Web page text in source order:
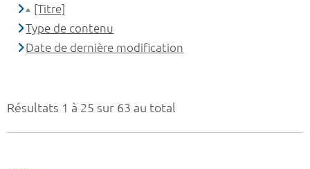
Résultats 1 à 25 sur 63 au total
[Titre]
Type de contenu
Date de dernière modification